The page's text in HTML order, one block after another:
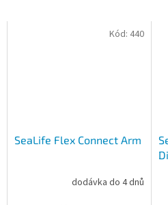
SeaLife Flex Connect Arm
dodávka do 4 dnů
Kód: 440